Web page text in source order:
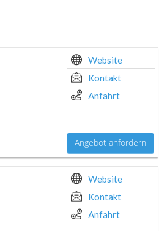
Website
Kontakt
Anfahrt
Angebot anfordern
Website
Kontakt
Anfahrt